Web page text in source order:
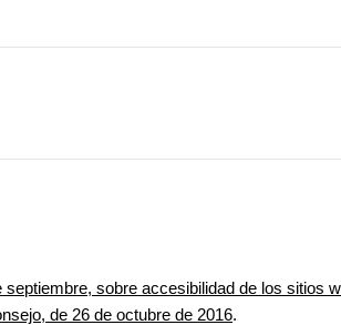
septiembre, sobre accesibilidad de los sitios
de 26 de octubre de 2016.